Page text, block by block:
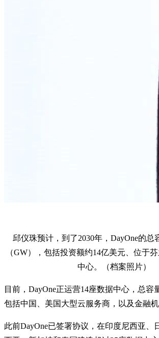
邱仪珠预计，到了2030年，DayOne的总
（GW），包括投资额约14亿美元、位于
中心。（档案照片）
目前，DayOne正运营14座数据中心，总容
包括中国、美国大型云服务商，以及金融机
此前DayOne已签署协议，在印度尼西亚、